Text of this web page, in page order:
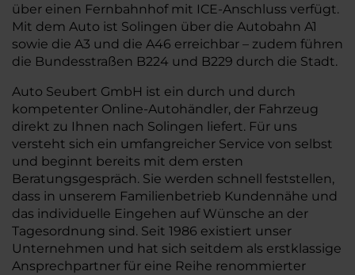
über einen Fernbahnhof mit ICE-Anschluss verfügt.
Mit dem Auto ist Solingen über die Autobahn A1
sowie die A3 und die A46 erreichbar – zudem führen
die Bundesstraßen B224 und B229 durch die Stadt.
Auto Seubert GmbH ist ein durch und durch
kompetenter Online-Autohändler, der Fahrzeug
direkt zu Ihnen nach Solingen liefert. Für uns
versteht sich ein umfangreicher Service von selbst
und beginnt bereits mit dem ersten
Beratungsgespräch. Sie werden schnell feststellen,
dass in unserem Familienbetrieb Kundennähe und
das individuelle Eingehen auf Wünsche an der
Tagesordnung sind. Seit 1986 existiert unser
Unternehmen und hat sich seitdem als erstklassige
Ansprechpartner für eine Reihe renommierter